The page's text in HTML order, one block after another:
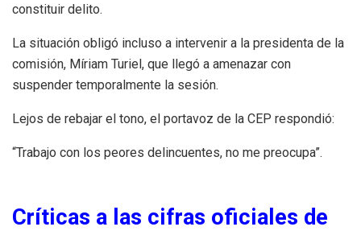
constituir delito.
La situación obligó incluso a intervenir a la presidenta de la
comisión, Míriam Turiel, que llegó a amenazar con
suspender temporalmente la sesión.
Lejos de rebajar el tono, el portavoz de la CEP respondió:
“Trabajo con los peores delincuentes, no me preocupa”.
Críticas a las cifras oficiales de